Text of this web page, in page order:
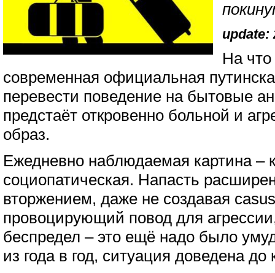
update:
На что
современная официальная
перевести поведение на бытовые
предстаёт откровенно больной и
образ.
Ежедневно наблюдаемая картина –
социопатическая. Напасть
вторжением, даже не создавая
провоцирующий повод для
беспредел – это ещё надо было
из года в год, ситуация доведена до